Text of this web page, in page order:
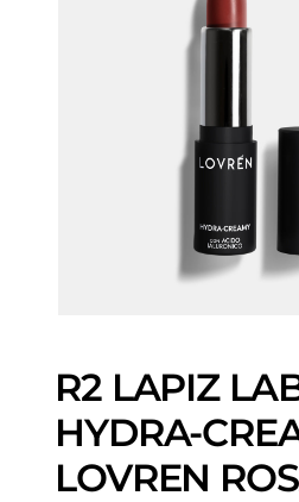
R2 LAPIZ
HYDRA-
LOVREN